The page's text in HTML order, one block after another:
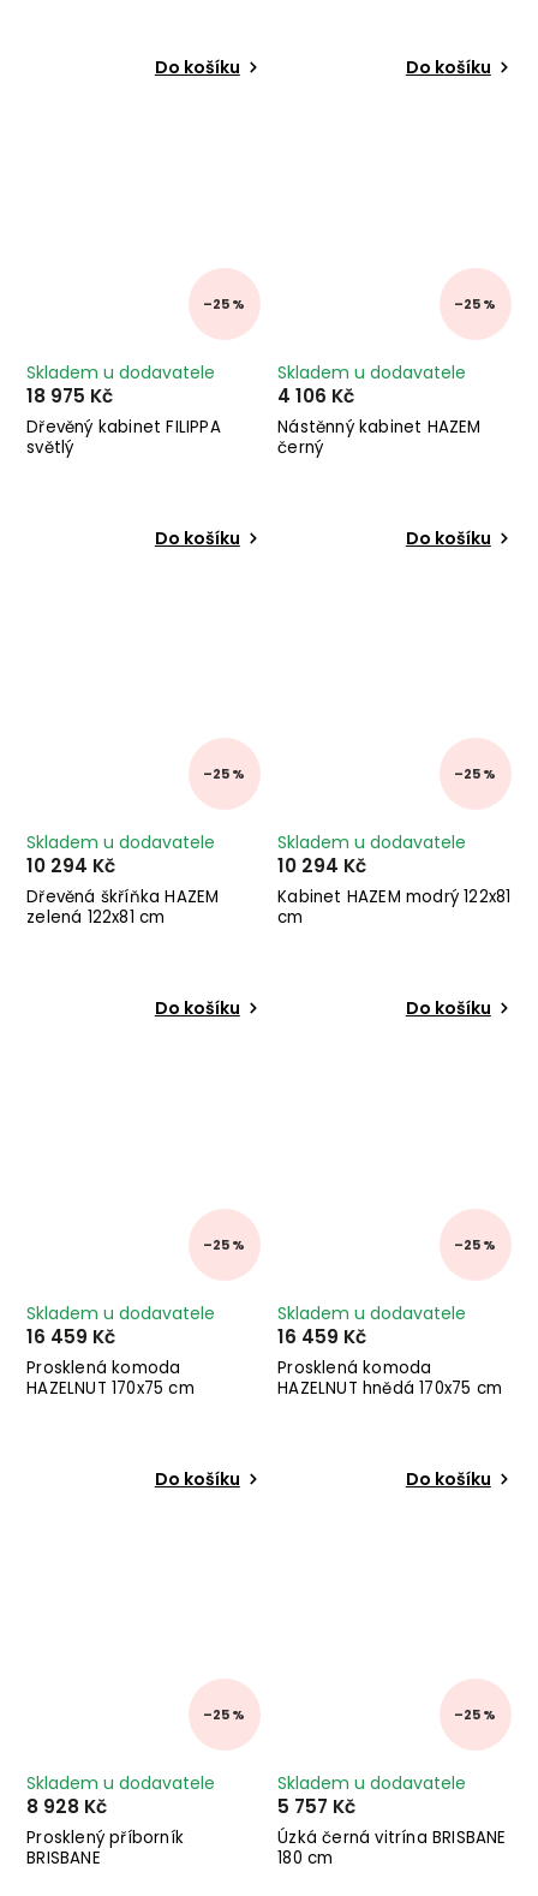
Do košíku Do košíku
–25 %
Dřevěný kabinet FILIPPA
světlý
Skladem u dodavatele
18 975 Kč
Do košíku
–25 %
Nástěnný kabinet HAZEM
černý
Skladem u dodavatele
4 106 Kč
Do košíku
–25 %
Dřevěná škříňka HAZEM
zelená 122x81 cm
Skladem u dodavatele
10 294 Kč
Do košíku
–25 %
Kabinet HAZEM modrý 122x81
cm
Skladem u dodavatele
10 294 Kč
Do košíku
–25 %
Prosklená komoda
HAZELNUT 170x75 cm
Skladem u dodavatele
16 459 Kč
Do košíku
–25 %
Prosklená komoda
HAZELNUT hnědá 170x75 cm
Skladem u dodavatele
16 459 Kč
Do košíku
–25 %
Prosklený příborník
BRISBANE
Skladem u dodavatele
8 928 Kč
–25 %
Úzká černá vitrína BRISBANE
180 cm
Skladem u dodavatele
5 757 Kč